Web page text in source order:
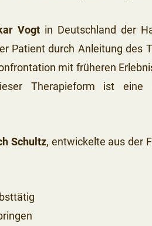
Vogtin Deutschland der
Patient durch Anleitung
mit früheren
Therapieform ist
Schultz, entwickelte aus der